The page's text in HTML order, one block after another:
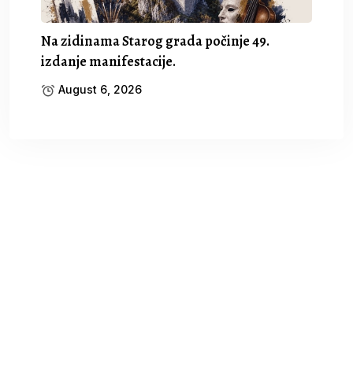
Na zidinama Starog grada počinje 49.
izdanje manifestacije.
August 6, 2026